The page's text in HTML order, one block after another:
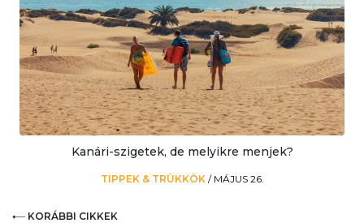
Kanári-szigetek, de melyikre menjek?
TIPPEK & TRÜKKÖK / MÁJUS 26.
KORÁBBI CIKKEK